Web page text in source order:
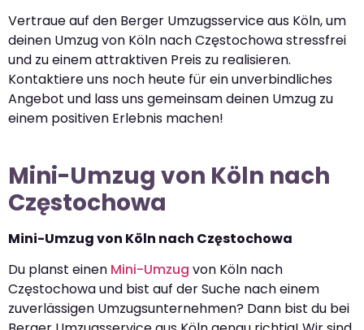
Vertraue auf den Berger Umzugsservice aus Köln, um
deinen Umzug von Köln nach Częstochowa stressfrei
und zu einem attraktiven Preis zu realisieren.
Kontaktiere uns noch heute für ein unverbindliches
Angebot und lass uns gemeinsam deinen Umzug zu
einem positiven Erlebnis machen!
Mini-Umzug von Köln nach
Częstochowa
Mini-Umzug von Köln nach Częstochowa
Du planst einen Mini-Umzug von Köln nach
Częstochowa und bist auf der Suche nach einem
zuverlässigen Umzugsunternehmen? Dann bist du bei